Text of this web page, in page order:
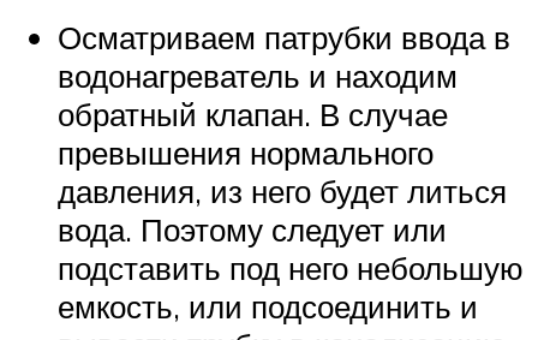
Осматриваем патрубки ввода в
водонагреватель и находим
обратный клапан. В случае
превышения нормального
давления, из него будет литься
вода. Поэтому следует или
подставить под него небольшую
емкость, или подсоединить и